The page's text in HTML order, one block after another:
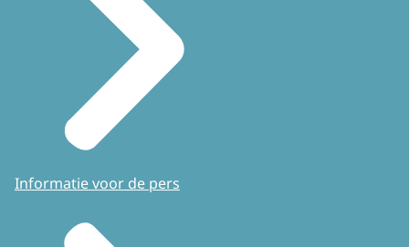
Informatie voor de pers